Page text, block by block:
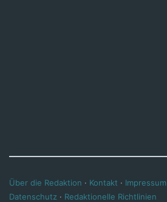
Über die Redaktion · Kontakt · Impressum
Datenschutz · Redaktionelle Richtlinien